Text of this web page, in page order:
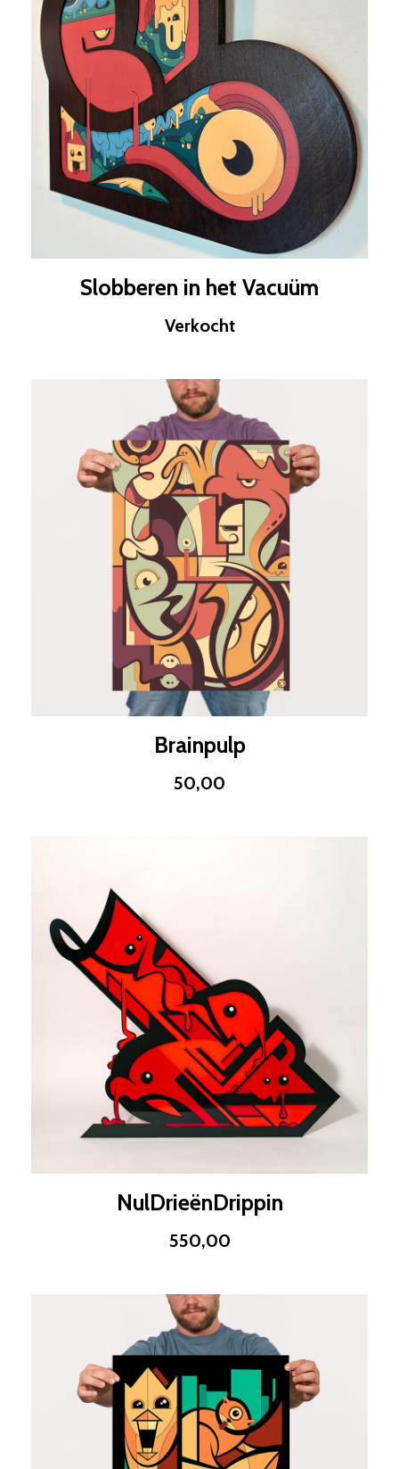
Slobberen in het Vacuüm
Verkocht
Brainpulp
50,00
NulDrieënDrippin
550,00